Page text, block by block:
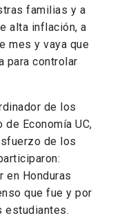
familias y a
alta inflación, a
mes y vaya que
para controlar
de los
Economía UC,
de los
en Honduras
que fue y por
estudiantes.